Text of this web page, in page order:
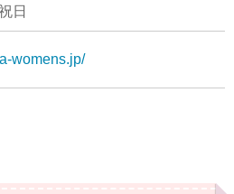
日
womens.jp/